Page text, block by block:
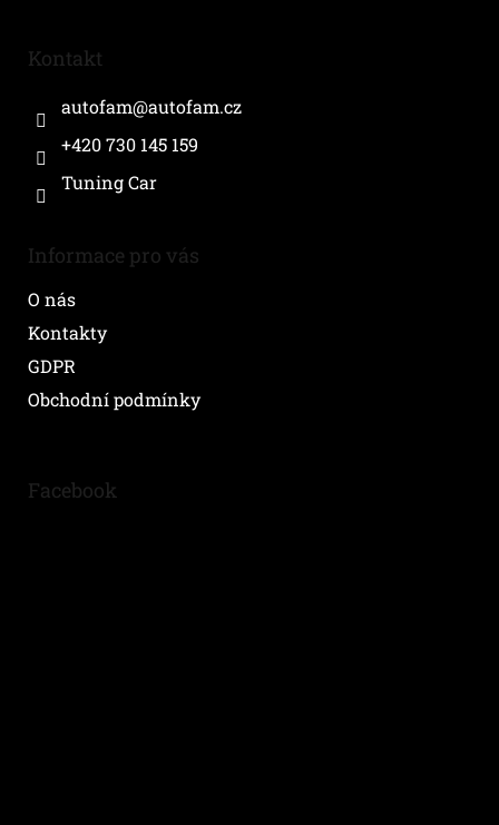
Kontakt
autofam@autofam.cz
+420 730 145 159
Tuning Car
Informace pro vás
O nás
Kontakty
GDPR
Obchodní podmínky
Facebook